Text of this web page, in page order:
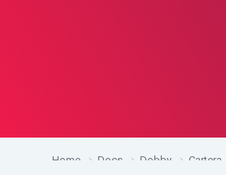
Home Docs Dobby Cartera